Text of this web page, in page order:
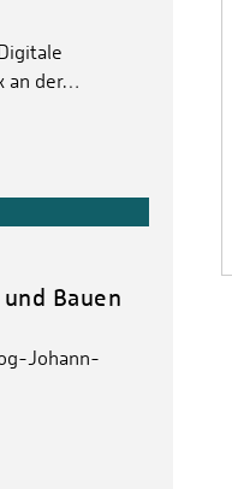
an der…
Bauen
Johann-